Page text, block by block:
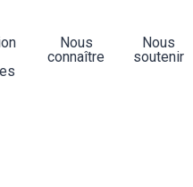
Nous
connaître
Nous
soutenir